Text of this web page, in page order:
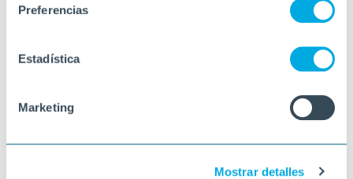
Preferencias
Estadística
Marketing
Mostrar detalles